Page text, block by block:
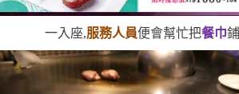
一入座,服務人員便會幫忙把餐巾